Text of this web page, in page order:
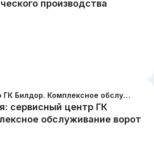
сервисный центр ГК Билдор. Комплексное обслуживание ворот